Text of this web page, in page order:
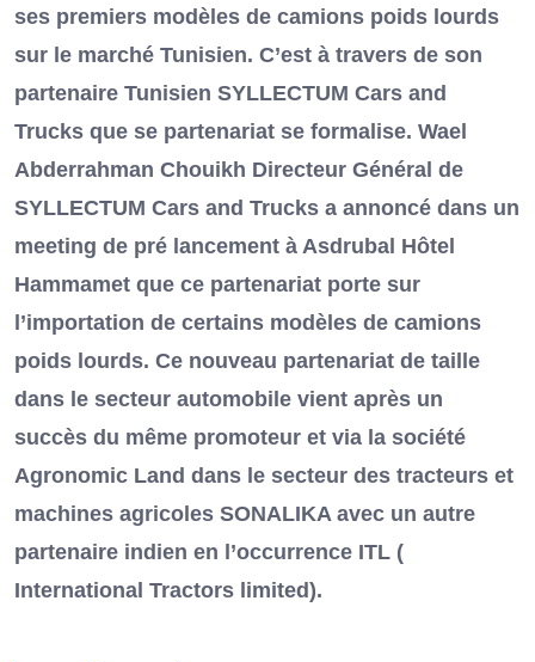
ses premiers modèles de camions poids lourds
sur le marché Tunisien. C’est à travers de son
partenaire Tunisien SYLLECTUM Cars and
Trucks que se partenariat se formalise. Wael
Abderrahman Chouikh Directeur Général de
SYLLECTUM Cars and Trucks a annoncé dans un
meeting de pré lancement à Asdrubal Hôtel
Hammamet que ce partenariat porte sur
l’importation de certains modèles de camions
poids lourds. Ce nouveau partenariat de taille
dans le secteur automobile vient après un
succès du même promoteur et via la société
Agronomic Land dans le secteur des tracteurs et
machines agricoles SONALIKA avec un autre
partenaire indien en l’occurrence ITL (
International Tractors limited).